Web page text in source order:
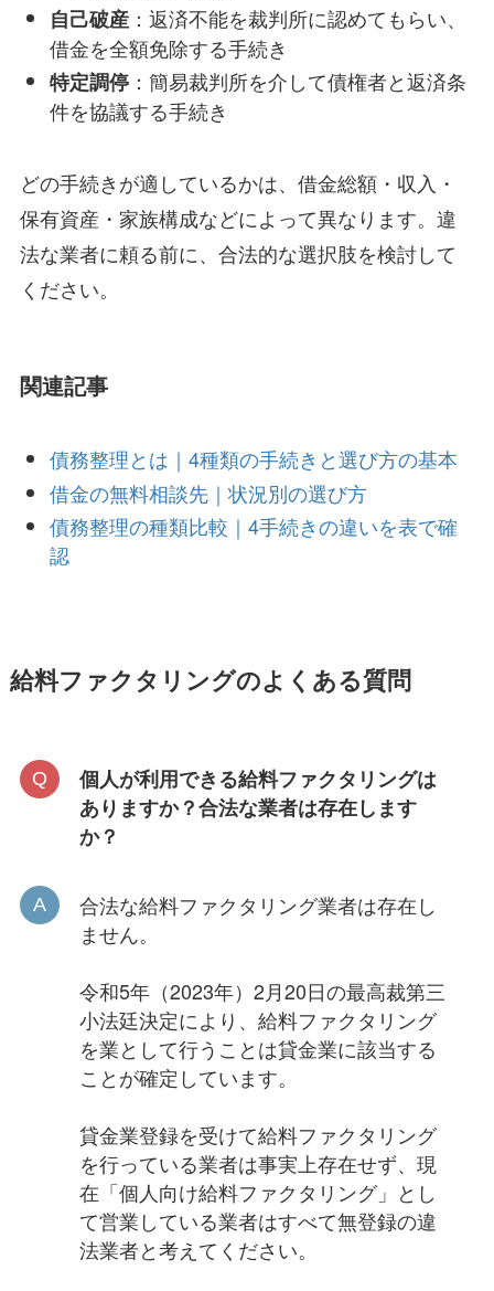
自己破産：返済不能を裁判所に認めてもらい、
借金を全額免除する手続き
特定調停：簡易裁判所を介して債権者と返済条
件を協議する手続き
どの手続きが適しているかは、借金総額・収入・
保有資産・家族構成などによって異なります。違
法な業者に頼る前に、合法的な選択肢を検討して
ください。
関連記事
債務整理とは｜4種類の手続きと選び方の基本
借金の無料相談先｜状況別の選び方
債務整理の種類比較｜4手続きの違いを表で確
認
給料ファクタリングのよくある質問
個人が利用できる給料ファクタリングは
ありますか？合法な業者は存在します
か？
合法な給料ファクタリング業者は存在し
ません。
令和5年（2023年）2月20日の最高裁第三
小法廷決定により、給料ファクタリング
を業として行うことは貸金業に該当する
ことが確定しています。
貸金業登録を受けて給料ファクタリング
を行っている業者は事実上存在せず、現
在「個人向け給料ファクタリング」とし
て営業している業者はすべて無登録の違
法業者と考えてください。